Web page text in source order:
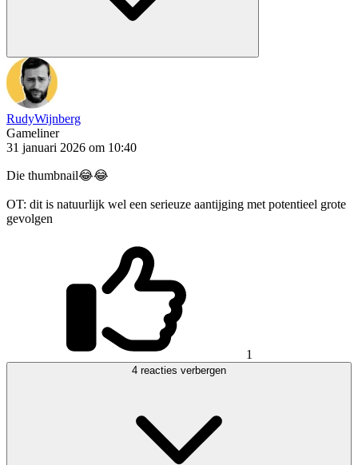
RudyWijnberg
Gameliner
31 januari 2026 om 10:40
Die thumbnail😂😂
OT: dit is natuurlijk wel een serieuze aantijging met potentieel grote
gevolgen
1
4 reacties verbergen